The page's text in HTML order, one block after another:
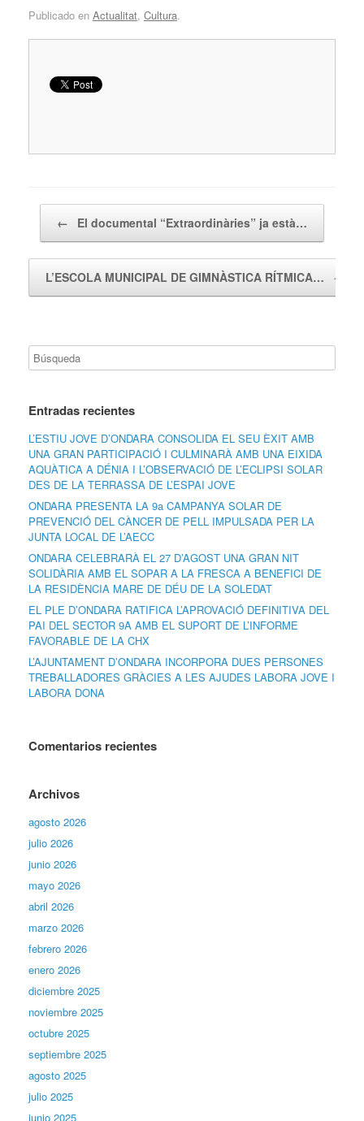
Publicado en Actualitat, Cultura.
← El documental “Extraordinàries” ja està…
L’ESCOLA MUNICIPAL DE GIMNÀSTICA RÍTMICA… →
Entradas recientes
L’ESTIU JOVE D’ONDARA CONSOLIDA EL SEU ÈXIT AMB
UNA GRAN PARTICIPACIÓ I CULMINARÀ AMB UNA EIXIDA
AQUÀTICA A DÉNIA I L’OBSERVACIÓ DE L’ECLIPSI SOLAR
DES DE LA TERRASSA DE L’ESPAI JOVE
ONDARA PRESENTA LA 9a CAMPANYA SOLAR DE
PREVENCIÓ DEL CÀNCER DE PELL IMPULSADA PER LA
JUNTA LOCAL DE L’AECC
ONDARA CELEBRARÀ EL 27 D’AGOST UNA GRAN NIT
SOLIDÀRIA AMB EL SOPAR A LA FRESCA A BENEFICI DE
LA RESIDÈNCIA MARE DE DÉU DE LA SOLEDAT
EL PLE D’ONDARA RATIFICA L’APROVACIÓ DEFINITIVA DEL
PAI DEL SECTOR 9A AMB EL SUPORT DE L’INFORME
FAVORABLE DE LA CHX
L’AJUNTAMENT D’ONDARA INCORPORA DUES PERSONES
TREBALLADORES GRÀCIES A LES AJUDES LABORA JOVE I
LABORA DONA
Comentarios recientes
Archivos
agosto 2026
julio 2026
junio 2026
mayo 2026
abril 2026
marzo 2026
febrero 2026
enero 2026
diciembre 2025
noviembre 2025
octubre 2025
septiembre 2025
agosto 2025
julio 2025
junio 2025